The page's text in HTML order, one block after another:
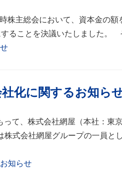
株主総会において、資本金の
ることを決議いたしました。
化に関するお知ら
て、株式会社網屋（本社：東
式会社網屋グループの一員と
知らせ